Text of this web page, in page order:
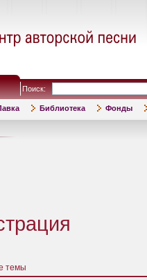
Поиск:
Библиотека Фонды
темы